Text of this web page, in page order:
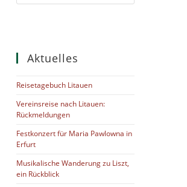
Aktuelles
Reisetagebuch Litauen
Vereinsreise nach Litauen:
Rückmeldungen
Festkonzert für Maria Pawlowna in
Erfurt
Musikalische Wanderung zu Liszt,
ein Rückblick